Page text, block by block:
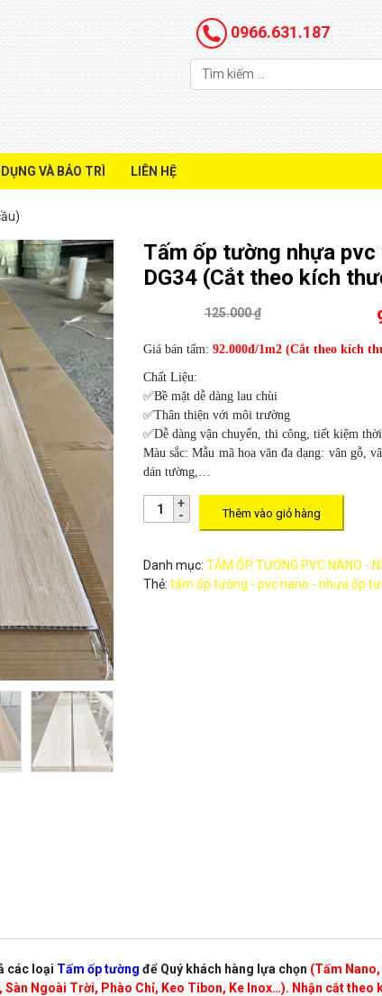
0966.631.187
VÀ BẢO TRÌ LIÊN HỆ
Tấm ốp tường nhựa pvc
DG34 (Cắt theo kích
125.000 ₫
Giá bán tấm:92.000đ/1m2 (Cắt theo kích
Chất Liệu:
✅Bề mặt dễ dàng lau chùi
✅Thân thiện với môi trường
✅Dễ dàng vận chuyển, thi công, tiết kiệm
Màu sắc:Mẫu mã hoa văn đa dạng: vân gỗ,
dán tường,…
Thêm vào giỏ hàng
Danh mục:TẤM ỐP TƯỜNG PVC NANO -
Thẻ:tấm ốp tường - pvc nano - nhựa ốp
các loại Tấm ốp tường để Quý khách hàng lựa chọn (Tấm
Ngoài Trời, Phào Chỉ, Keo Tibon, Ke Inox…). Nhận cắt theo